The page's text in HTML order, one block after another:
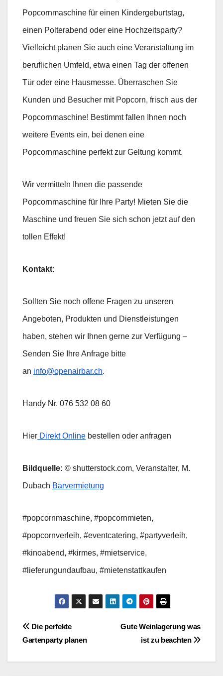
Popcornmaschine für einen Kindergeburtstag,
einen Polterabend oder eine Hochzeitsparty?
Vielleicht planen Sie auch eine Veranstaltung im
beruflichen Umfeld, etwa einen Tag der offenen
Tür oder eine Hausmesse. Überraschen Sie
Kunden und Besucher mit Popcorn, frisch aus der
Popcornmaschine! Bestimmt fallen Ihnen noch
weitere Events ein, bei denen eine
Popcornmaschine perfekt zur Geltung kommt.
Wir vermitteln Ihnen die passende
Popcornmaschine für Ihre Party! Mieten Sie die
Maschine und freuen Sie sich schon jetzt auf den
tollen Effekt!
Kontakt:
Sollten Sie noch offene Fragen zu unseren
Angeboten, Produkten und Dienstleistungen
haben, stehen wir Ihnen gerne zur Verfügung –
Senden Sie Ihre Anfrage bitte
an info@openairbar.ch.
Handy Nr. 076 532 08 60
Hier Direkt Online bestellen oder anfragen
Bildquelle: © shutterstock.com, Veranstalter, M.
Dubach Barvermietung
#popcornmaschine, #popcornmieten,
#popcornverleih, #eventcatering, #partyverleih,
#kinoabend, #kirmes, #mietservice,
#lieferungundaufbau, #mietenstattkaufen
Beitragsnavigation
Gute Weinlagerung was
ist zu beachten
Die perfekte
Gartenparty planen